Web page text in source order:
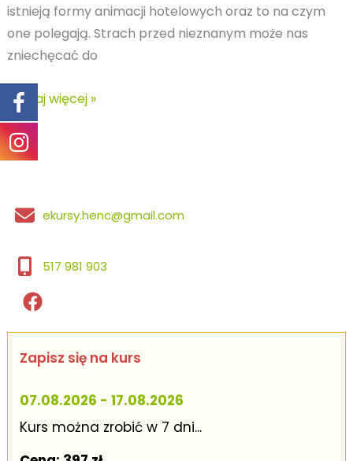
istnieją formy animacji hotelowych oraz to na czym
one polegają. Strach przed nieznanym może nas
zniechęcać do
Jakie
są
przykładowe
formy
hotelowych?
Czytaj więcej »
ekursy.henc@gmail.com
517 981 903
Zapisz się na kurs
07.08.2026 - 17.08.2026
Kurs można zrobić w 7 dni...